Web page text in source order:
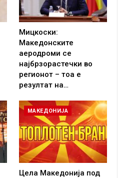
Мицкоски:
Македонските
аеродроми се
најбрзорастечки во
регионот – тоа е
резултат на…
МАКЕДОНИЈА
Цела Македонија под